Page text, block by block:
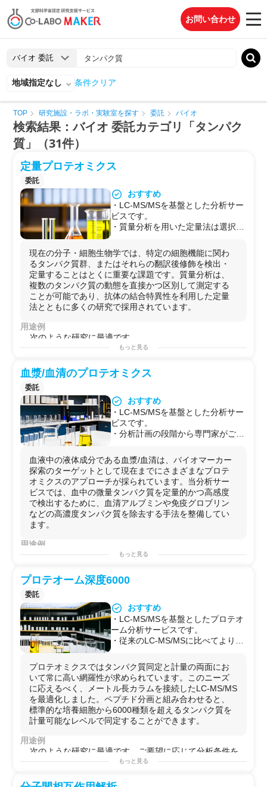
お問い合わせ
地域指定なし 条件クリア
TOP 研究施設・ラボ・実験室を探す 委託 バイオ
検索結果：バイオ 委託カテゴリ「タンパク
質」（31件）
定量プロテオミクス
委託
おすすめ
・LC-MS/MSを基盤とした分析サー
ビスです。
・質量分析を用いた定量法は選択反
monitoring, SRM/MRM) が定番です
が、当分析サービスではイオンの分
離性能がより高いParallel reaction
monitoring (PRM) を採用していま
す。
・分析計画の段階から専門家がご相
談に応じます。
析まで国内で完結させます（一気通
貫）。
・他社に依頼してうまくいかなかっ
た試料についてもぜひご相談くださ
現在の分子・細胞生物学では、特定の細胞機能に関わ
るタンパク質群、またはそれらの翻訳後修飾を検出・
定量することはとくに重要な課題です。質量分析は、
複数のタンパク質の動態を直接かつ区別して測定する
ことが可能であり、抗体の結合特異性を利用した定量
法とともに多くの研究で採用されています。
用途例
次のような研究に最適です。
・タンパク質アイソフォームを区別して検出： アイソフ
す。各アイソフォームでユニークなペプチド断片を測定
対象にします。
・複数のタンパク質の同時定量： 100種類以上のタンパ
ク質を定量の対象とすることができます。
・バイオマーカー候補の検証： 血漿中の候補タンパク質
の定量測定系を構築します。
・翻訳後修飾の定量測定： 定量対象タンパク質の修飾ア
ミノ酸残基が決まっている場合は、網羅的に分析するよ
りも正確かつ確実です。
もっと見る
血漿/血清のプロテオミクス
委託
おすすめ
・LC-MS/MSを基盤とした分析サー
ビスです。
・分析計画の段階から専門家がご相
・データ解析もサポートします。
・ご提供試料の前処理からデータ解
析まで国内で完結させます（一気通
貫）。
・臨床試料の分析も実績多数です。
・他社に依頼してうまくいかなかっ
た試料についてもぜひご相談くださ
血液中の液体成分である血漿/血清は、バイオマーカー
探索のターゲットとして現在までにさまざまなプロテ
オミクスのアプローチが採られています。当分析サー
ビスでは、血中の微量タンパク質を定量的かつ高感度
で検出するために、血清アルブミンや免疫グロブリン
などの高濃度タンパク質を除去する手法を整備してい
ます。
用途例
血漿/血清のプロテオミクスは、おもにバイオマーカータ
実験動物を用いた分析実験でも実績多数です。
もっと見る
プロテオーム深度6000
委託
おすすめ
・LC-MS/MSを基盤としたプロテオ
ーム分析サービスです。
・従来のLC-MS/MSに比べてより網
を取得することができます。
・分析計画の段階から専門家がご相
談に応じます。
・データ解析もサポートします。
・ご提供試料の前処理からデータ解
析まで国内で完結させます（一気通
貫）。
・他社に依頼してうまくいかなかっ
た試料についてもぜひご相談くださ
プロテオミクスではタンパク質同定と計量の両面にお
いて常に高い網羅性が求められています。このニーズ
に応えるべく、メートル長カラムを接続したLC-MS/MS
を最適化しました。ペプチド分画と組み合わせると、
標準的な培養細胞から6000種類を超えるタンパク質を
計量可能なレベルで同定することができます。
用途例
次のような研究に最適です。ご要望に応じて分析条件を
変更することができます。
い場合
もっと見る